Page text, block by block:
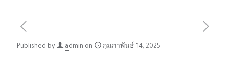
Published by admin on กุมภาพันธ์ 14, 2025